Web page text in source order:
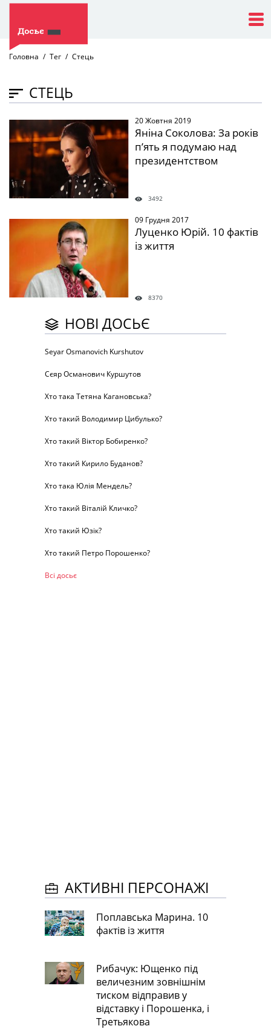
Головна Тег Стець
СТЕЦЬ
" /> 20 Жовтня 2019
Яніна Соколова: За років
п’ять я подумаю над
президентством
3492
09 Грудня 2017
Луценко Юрій. 10 фактів
із життя
8370
НОВІ ДОСЬЄ
Seyar Osmanovich Kurshutov
Сєяр Османович Куршутов
Хто така Тетяна Кагановська?
Хто такий Володимир Цибулько?
Хто такий Віктор Бобиренко?
Хто такий Кирило Буданов?
Хто така Юлія Мендель?
Хто такий Віталій Кличко?
Хто такий Юзік?
Хто такий Петро Порошенко?
Всі досьє
АКТИВНІ ПЕРСОНАЖІ
Поплавська Марина. 10
фактів із життя
Рибачук: Ющенко під
величезним зовнішнім
тиском відправив у
відставку і Порошенка, і
Третьякова